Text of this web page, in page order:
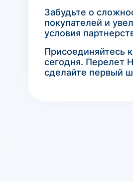
Забудьте о
покупателей и
условия
Присоединяйтесь
сегодня. Перелет
сделайте первый